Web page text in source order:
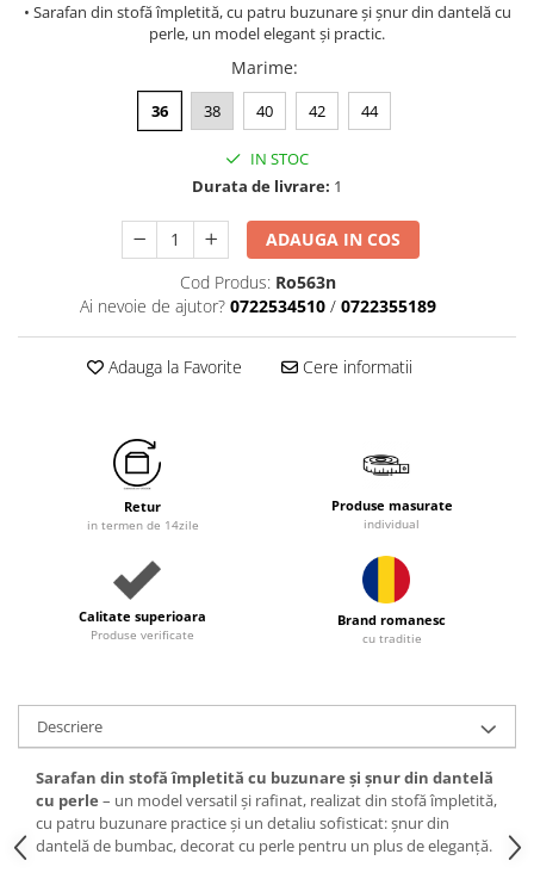
• Sarafan din stofă împletită, cu patru buzunare și șnur din dantelă cu
perle, un model elegant și practic.
Marime:
36 38 40 42 44
IN STOC
Durata de livrare: 1
ADAUGA IN COS
Cod Produs: Ro563n
Ai nevoie de ajutor? 0722534510 / 0722355189
Adauga la Favorite Cere informatii
Retur
in termen de 14zile
Produse masurate
individual
Calitate superioara
Produse verificate
Brand romanesc
cu traditie
Descriere
Sarafan din stofă împletită cu buzunare și șnur din dantelă
cu perle – un model versatil și rafinat, realizat din stofă împletită,
cu patru buzunare practice și un detaliu sofisticat: șnur din
dantelă de bumbac, decorat cu perle pentru un plus de eleganță.